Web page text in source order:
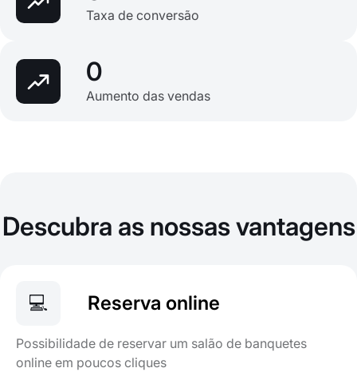
Taxa de conversão
0
Aumento das vendas
Descubra as nossas vantagens
💻 Reserva online
Possibilidade de reservar um salão de banquetes
online em poucos cliques